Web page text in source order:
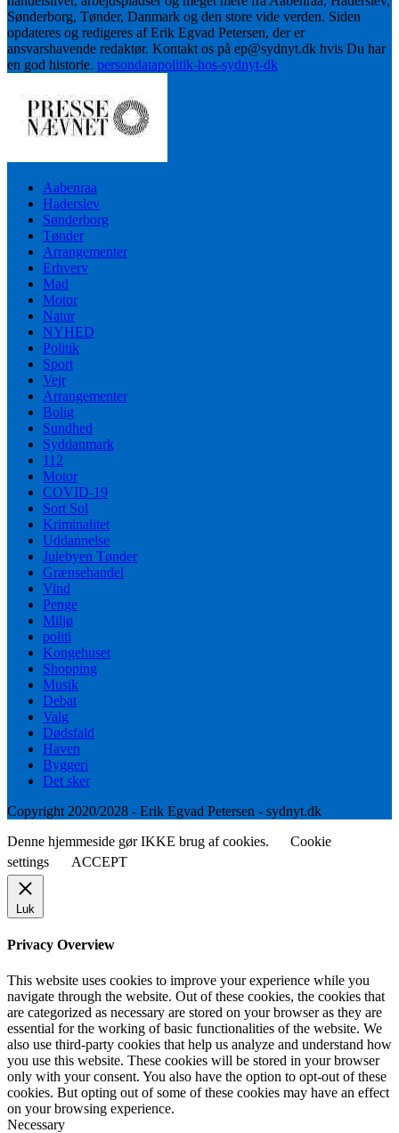
Sønderborg, Tønder, Danmark og den store vide verden. Siden
opdateres og redigeres af Erik Egvad Petersen, der er
ansvarshavende redaktør. Kontakt os på ep@sydnyt.dk hvis Du har
en god historie. persondatapolitik-hos-sydnyt-dk
Aabenraa
Haderslev
Sønderborg
Tønder
Arrangementer
Erhverv
Mad
Motor
Natur
NYHED
Politik
Sport
Vejr
Arrangementer
Bolig
Sundhed
Syddanmark
112
Motor
COVID-19
Sort Sol
Kriminalitet
Uddannelse
Julebyen Tønder
Grænsehandel
Vind
Penge
Miljø
politi
Kongehuset
Shopping
Musik
Debat
Valg
Dødsfald
Haven
Byggeri
Det sker
Copyright 2020/2028 - Erik Egvad Petersen - sydnyt.dk
Denne hjemmeside gør IKKE brug af cookies.
Cookie
settings
ACCEPT
Luk
Privacy Overview
This website uses cookies to improve your experience while you
navigate through the website. Out of these cookies, the cookies that
are categorized as necessary are stored on your browser as they are
essential for the working of basic functionalities of the website. We
also use third-party cookies that help us analyze and understand how
you use this website. These cookies will be stored in your browser
only with your consent. You also have the option to opt-out of these
cookies. But opting out of some of these cookies may have an effect
on your browsing experience.
Necessary